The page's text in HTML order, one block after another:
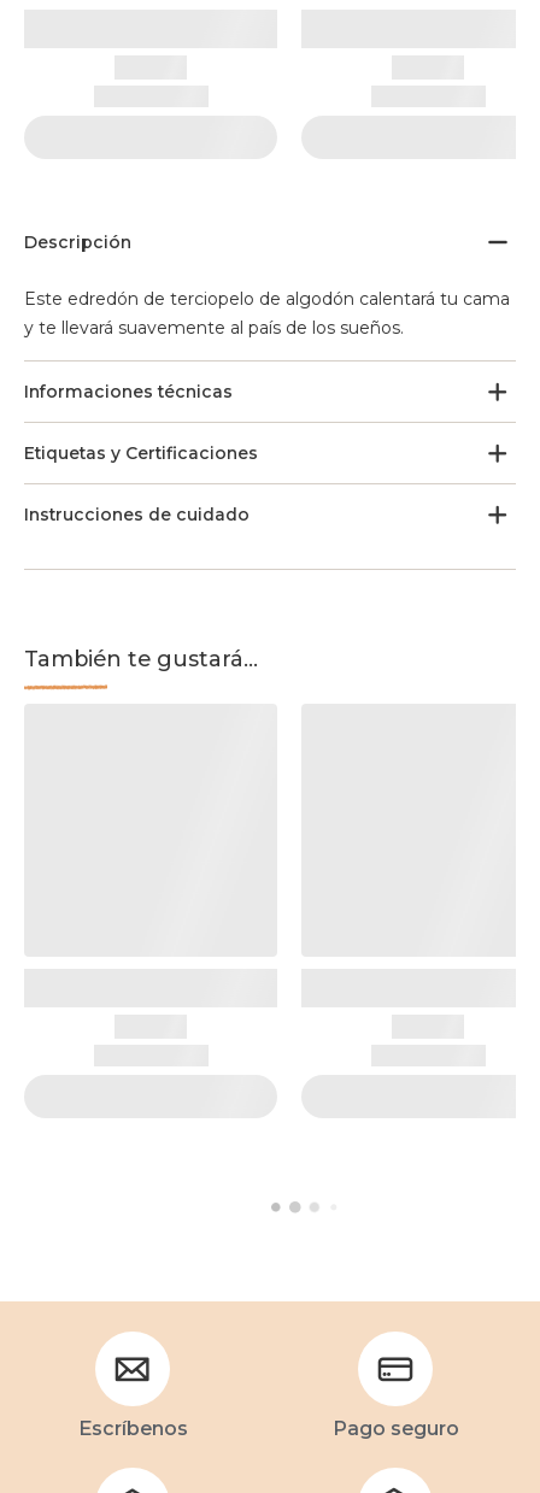
Descripción
Este edredón de terciopelo de algodón calentará tu cama
y te llevará suavemente al país de los sueños.
Informaciones técnicas
Etiquetas y Certificaciones
Instrucciones de cuidado
También te gustará...
Escríbenos Pago seguro